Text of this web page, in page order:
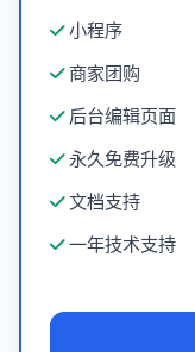
小程序
商家团购
后台编辑页面
永久免费升级
文档支持
一年技术支持